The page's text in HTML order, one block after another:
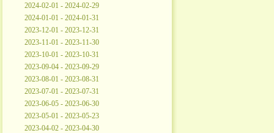
2024-02-01 - 2024-02-29
2024-01-01 - 2024-01-31
2023-12-01 - 2023-12-31
2023-11-01 - 2023-11-30
2023-10-01 - 2023-10-31
2023-09-04 - 2023-09-29
2023-08-01 - 2023-08-31
2023-07-01 - 2023-07-31
2023-06-05 - 2023-06-30
2023-05-01 - 2023-05-23
2023-04-02 - 2023-04-30